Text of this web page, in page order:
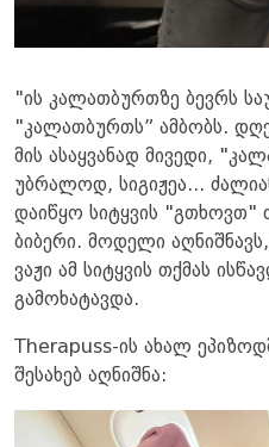
"ის კალათბურთზე ბევრს
"კალათბურთს” ამბობს.
მის ასაყვანად მივედი,
უბრალოდ, სიგიჟეა...
დაიწყო სიტყვის "გთხოვთ"
ბიბერი. მოდელი
ვაჟი ამ სიტყვის თქმას
გამოხატავდა.
Therapuss-ის ახალ
შესახებ აღნიშნა: